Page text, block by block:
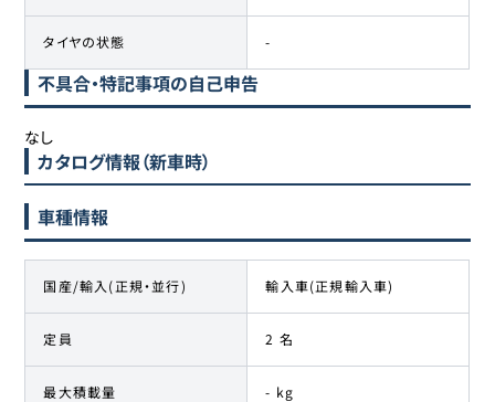
タイヤの状態 -
不具合・特記事項の自己申告
なし
カタログ情報（新車時）
車種情報
国産/輸入(正規・並行) 輸入車(正規輸入車)
定員 2 名
最大積載量 - kg